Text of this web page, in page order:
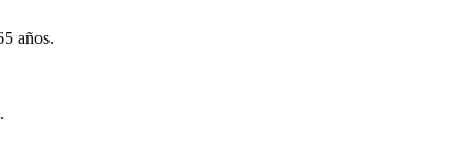
años.